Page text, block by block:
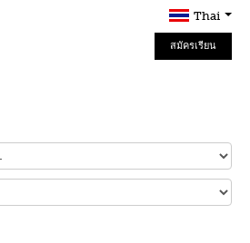
Thai
สมัครเรียน
Online